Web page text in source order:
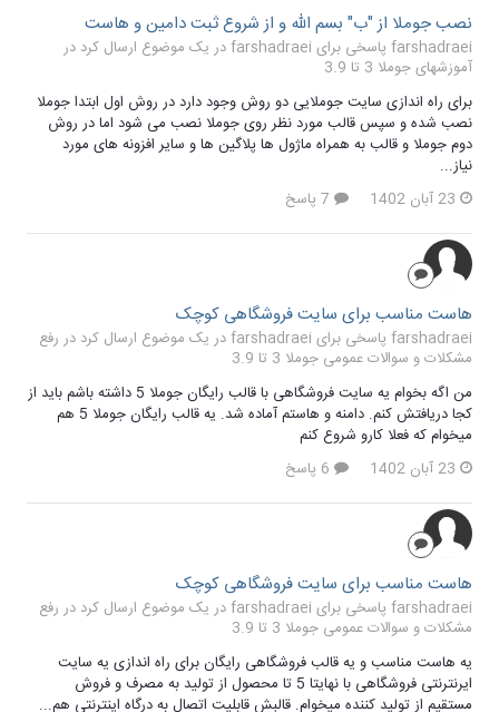
نصب جوملا از "ب" بسم الله و از شروع ثبت دامین و هاست
farshadraei پاسخی برای farshadraei در یک موضوع ارسال کرد در
آموزشهای جوملا 3 تا 3.9
برای راه اندازی سایت جوملایی دو روش وجود دارد در روش اول ابتدا جوملا
نصب شده و سپس قالب مورد نظر روی جوملا نصب می شود اما در روش
دوم جوملا و قالب به همراه ماژول ها پلاگین ها و سایر افزونه های مورد
نیاز...
23 آبان 1402
هاست مناسب برای سایت فروشگاهی کوچک
farshadraei پاسخی برای farshadraei در یک موضوع ارسال کرد در
رفع
مشکلات و سوالات عمومی جوملا 3 تا 3.9
من اگه بخوام یه سایت فروشگاهی با قالب رایگان جوملا 5 داشته باشم باید از
کجا دریافتش کنم. دامنه و هاستم آماده شد. یه قالب رایگان جوملا 5 هم
میخوام که فعلا کارو شروع کنم
23 آبان 1402
هاست مناسب برای سایت فروشگاهی کوچک
farshadraei پاسخی برای farshadraei در یک موضوع ارسال کرد در
رفع
مشکلات و سوالات عمومی جوملا 3 تا 3.9
یه هاست مناسب و یه قالب فروشگاهی رایگان برای راه اندازی یه سایت
ایرنترنتی فروشگاهی با نهایتا 5 تا محصول از تولید به مصرف و فروش
مستقیم از تولید کننده میخوام. قالبش قابلیت اتصال به درگاه اینترنتی هم...